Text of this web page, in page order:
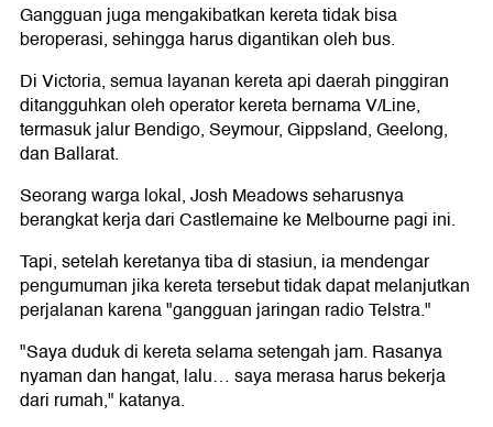
Gangguan juga mengakibatkan kereta tidak bisa
beroperasi, sehingga harus digantikan oleh bus.
Di Victoria, semua layanan kereta api daerah pinggiran
ditangguhkan oleh operator kereta bernama V/Line,
termasuk jalur Bendigo, Seymour, Gippsland, Geelong,
dan Ballarat.
Seorang warga lokal, Josh Meadows seharusnya
berangkat kerja dari Castlemaine ke Melbourne pagi ini.
Tapi, setelah keretanya tiba di stasiun, ia mendengar
pengumuman jika kereta tersebut tidak dapat melanjutkan
perjalanan karena "gangguan jaringan radio Telstra."
"Saya duduk di kereta selama setengah jam. Rasanya
nyaman dan hangat, lalu… saya merasa harus bekerja
dari rumah," katanya.